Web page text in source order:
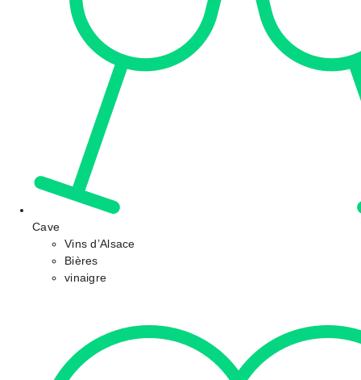
Cave
Vins d’Alsace
Bières
vinaigre